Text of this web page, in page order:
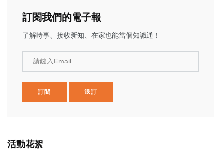
訂閱我們的電子報
了解時事、接收新知、在家也能當個知識通！
請鍵入Email
訂閱 退訂
活動花絮